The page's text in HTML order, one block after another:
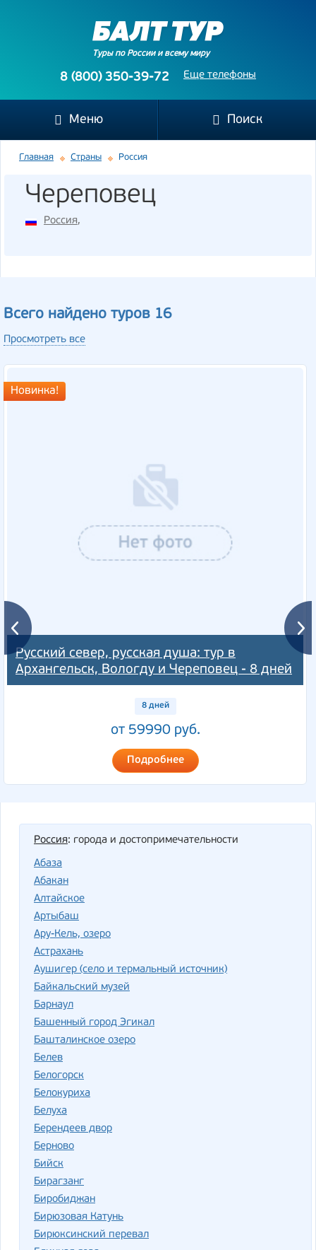
Туры по России и всему миру
Еще телефоны
8 (800) 350-39-72
Меню Поиск
Главная Страны Россия
Череповец
Россия,
Всего найдено туров 16
Просмотреть все
Русский север, русская душа: тур в
Архангельск, Вологду и Череповец - 8 дней
Новинка!
8 дней
от 59990 руб.
Подробнее
Россия: города и достопримечательности
Абаза
Абакан
Алтайское
Артыбаш
Ару-Кель, озеро
Астрахань
Аушигер (село и термальный источник)
Байкальский музей
Барнаул
Башенный город Эгикал
Башталинское озеро
Белев
Белогорск
Белокуриха
Белуха
Берендеев двор
Берново
Бийск
Бирагзанг
Биробиджан
Бирюзовая Катунь
Бирюксинский перевал